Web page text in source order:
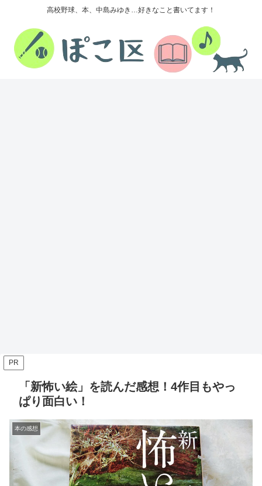
高校野球、本、中島みゆき…好きなこと書いてます！
PR
「新怖い絵」を読んだ感想！4作目もやっ
ぱり面白い！
本の感想